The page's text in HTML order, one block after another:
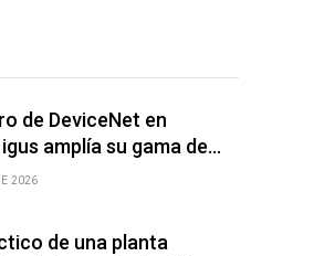
de DeviceNet en
amplía su gama de
para torsión de
2026
de una planta